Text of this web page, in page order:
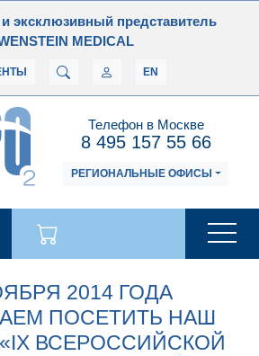
эксклюзивный представитель
MEDICAL
EN
Телефон в Москве
8 495 157 55 66
РЕГИОНАЛЬНЫЕ ОФИСЫ
2014 ГОДА
ПОСЕТИТЬ НАШ
ВСЕРОССИЙСКОЙ